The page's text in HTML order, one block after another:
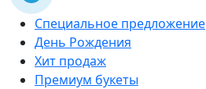
Специальное предложение
День Рождения
Хит продаж
Премиум букеты